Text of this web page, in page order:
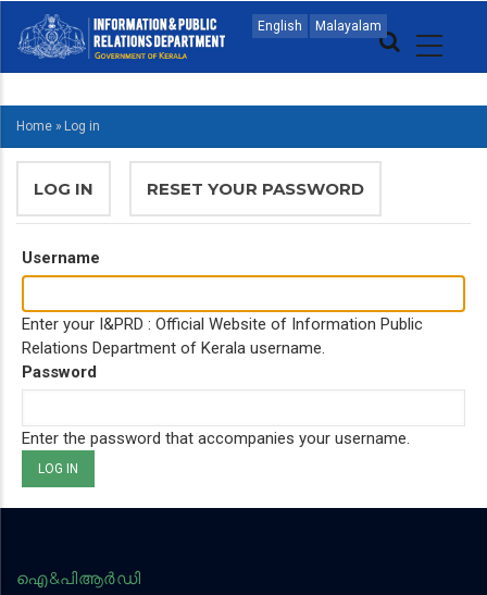
main
English Malayalam
MAIN
NAVIGATION
MALAYALAM
BREADCRUMB
Home » Log in
PRIMARY
TABS
LOG IN (ACTIVERESET YOUR PASSWORD
Username
Enter your I&PRD : Official Website of Information Public
Relations Department of Kerala username.
Password
Enter the password that accompanies your username.
ഐ&പിആര്‍ഡി